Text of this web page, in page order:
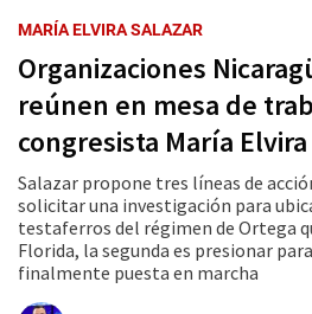
MARÍA ELVIRA SALAZAR
Organizaciones
reúnen en mesa de
congresista María
Salazar propone tres líneas de
solicitar una investigación para
testaferros del régimen de Ortega
Florida, la segunda es presionar
finalmente puesta en marcha